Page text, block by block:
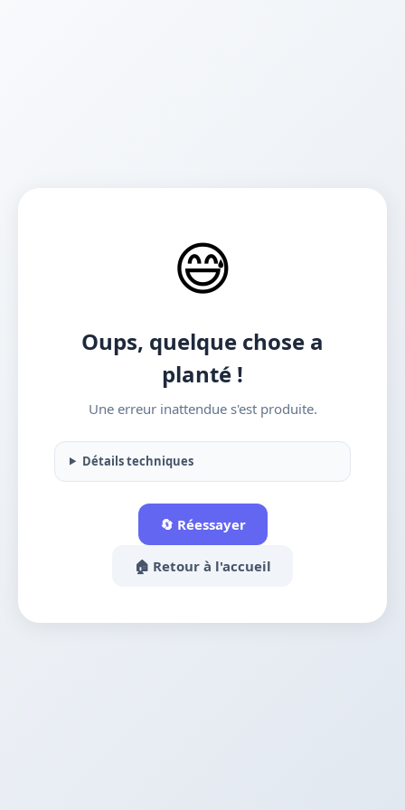
😅
Oups, quelque chose a
planté !
Une erreur inattendue s'est produite.
Détails techniques
🔄 Réessayer
🏠 Retour à l'accueil